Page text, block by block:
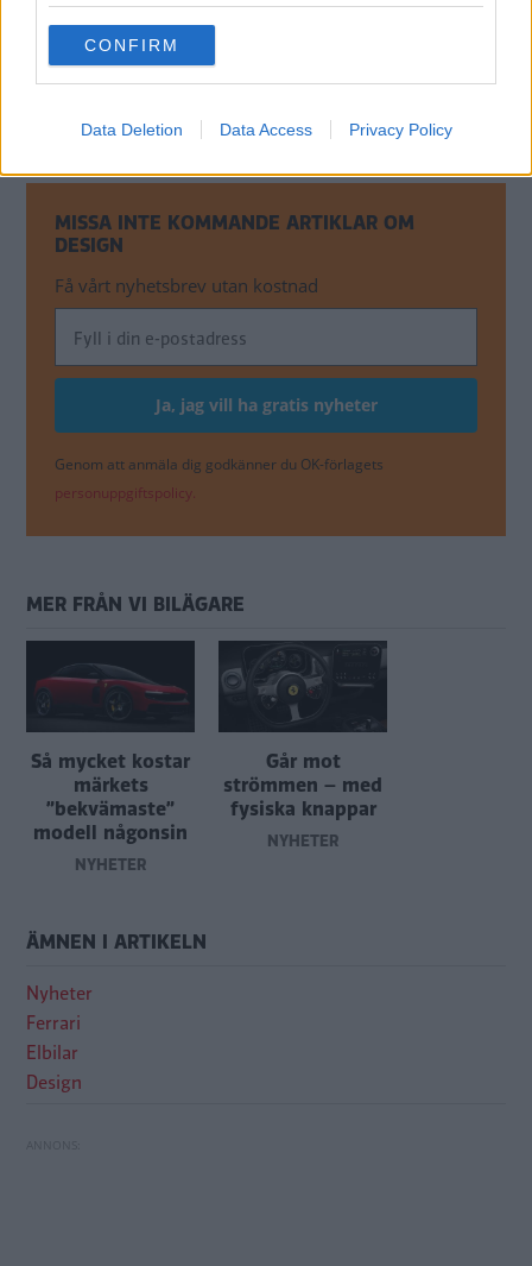
use your data for below specified purposes in below Google
consent section.
CONFIRM
Data Deletion Data Access Privacy Policy
och att den polariserande designen kommer uppskattas
på längre sikt.
Här kan du se fler bilder på Ferrari Luce.
MISSA INTE KOMMANDE ARTIKLAR OM
DESIGN
Få vårt nyhetsbrev utan kostnad
Genom att anmäla dig godkänner du OK-förlagets
personuppgiftspolicy.
MER FRÅN VI BILÄGARE
Så mycket kostar
märkets
”bekvämaste”
modell någonsin
NYHETER
Går mot
strömmen – med
fysiska knappar
NYHETER
ÄMNEN I ARTIKELN
Nyheter
Ferrari
Elbilar
Design